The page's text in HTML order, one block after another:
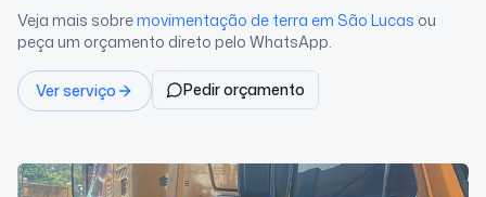
Veja mais sobremovimentação de terra em São Lucas ou
peça um orçamento direto pelo WhatsApp.
Ver serviço Pedir orçamento